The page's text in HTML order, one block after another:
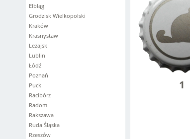
Elbląg
Grodzisk Wielkopolski
Kraków
Krasnystaw
Leżajsk
Lublin
Łódź
Poznań
Puck
Racibórz
Radom
Rakszawa
Ruda Śląska
Rzeszów
1